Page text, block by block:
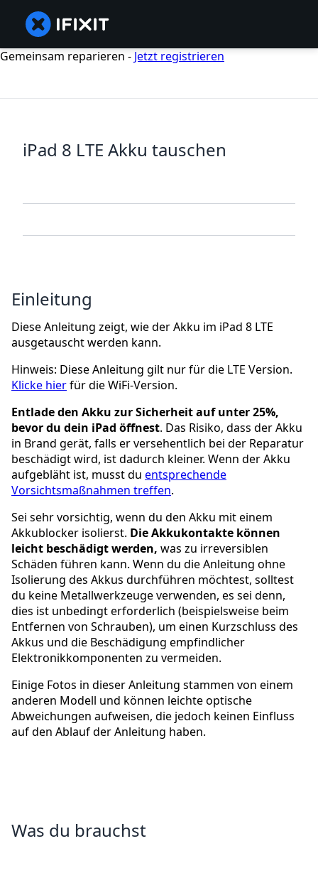
Gemeinsam reparieren - Jetzt registrieren
iPad 8 LTE Akku tauschen
Einleitung
Diese Anleitung zeigt, wie der Akku im iPad 8 LTE
ausgetauscht werden kann.
Hinweis: Diese Anleitung gilt nur für die LTE Version.
Klicke hierfür die WiFi-Version.
Entlade den Akku zur Sicherheit auf unter 25%,
bevor du dein iPad öffnest. Das Risiko, dass der Akku
in Brand gerät, falls er versehentlich bei der Reparatur
beschädigt wird, ist dadurch kleiner. Wenn der Akku
aufgebläht ist, musst du entsprechende
Vorsichtsmaßnahmen treffen.
Sei sehr vorsichtig, wenn du den Akku mit einem
Akkublocker isolierst. Die Akkukontakte können
leicht beschädigt werden, was zu irreversiblen
Schäden führen kann. Wenn du die Anleitung ohne
Isolierung des Akkus durchführen möchtest, solltest
du keine Metallwerkzeuge verwenden, es sei denn,
dies ist unbedingt erforderlich (beispielsweise beim
Entfernen von Schrauben), um einen Kurzschluss des
Akkus und die Beschädigung empfindlicher
Elektronikkomponenten zu vermeiden.
Einige Fotos in dieser Anleitung stammen von einem
anderen Modell und können leichte optische
Abweichungen aufweisen, die jedoch keinen Einfluss
auf den Ablauf der Anleitung haben.
Was du brauchst